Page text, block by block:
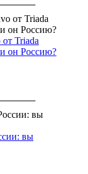
Triada
он Россию?
вы